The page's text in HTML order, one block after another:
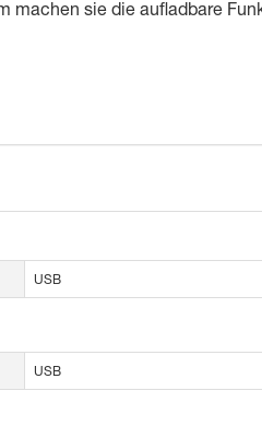
machen sie die aufladbare
USB
USB